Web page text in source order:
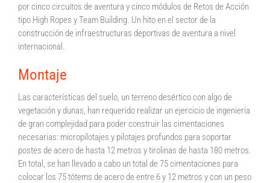
por cinco circuitos de aventura y cinco módulos de Retos de Acción
tipo High Ropes y Team Building. Un hito en el sector de la
construcción de infraestructuras deportivas de aventura a nivel
internacional.
Montaje
Las características del suelo, un terreno desértico con algo de
vegetación y dunas, han requerido realizar un ejercicio de ingeniería
de gran complejidad para poder construir las cimentaciones
necesarias: micropilotajes y pilotajes profundos para soportar
postes de acero de hasta 12 metros y tirolinas de hasta 180 metros.
En total, se han llevado a cabo un total de 75 cimentaciones para
colocar los 75 tótems de acero de entre 6 y 12 metros y con un peso